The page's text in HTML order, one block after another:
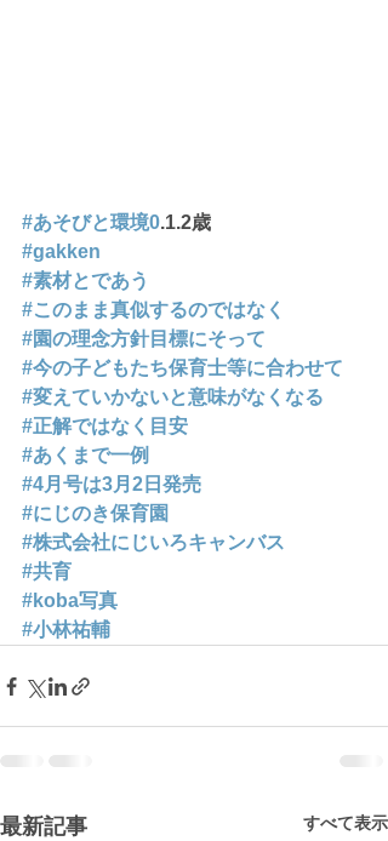
#あそびと環境0.1.2歳
#gakken
#素材とであう
#このまま真似するのではなく
#園の理念方針目標にそって
#今の子どもたち保育士等に合わせて
#変えていかないと意味がなくなる
#正解ではなく目安
#あくまで一例
#4月号は3月2日発売
#にじのき保育園
#株式会社にじいろキャンバス
#共育
#koba写真
#小林祐輔
最新記事 すべて表示